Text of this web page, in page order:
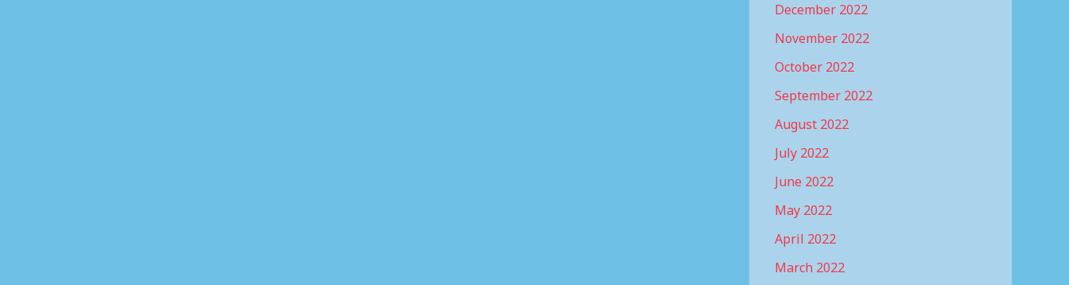
December 2022
November 2022
October 2022
September 2022
August 2022
July 2022
June 2022
May 2022
April 2022
March 2022